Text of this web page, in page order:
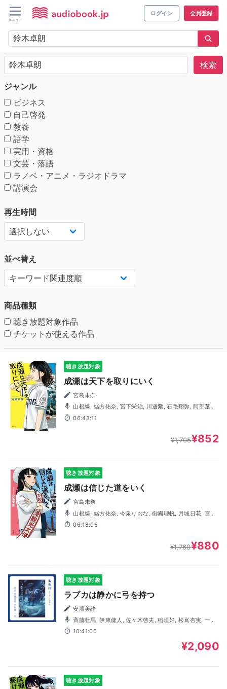
ログイン 会員登録
検索
ジャンル
ビジネス
自己啓発
教養
語学
実用・資格
文芸・落語
ラノベ・アニメ・ラジオドラマ
講演会
再生時間
並べ替え
商品種類
聴き放題対象作品
チケットが使える作品
聴き放題対象
成瀬は天下を取りにいく
宮島未奈
子, 岩崎了, 内田修一, 鈴木卓朗, 鳴瀬まみ, 御園理帆, 宮園拓
夢 06:43:11
¥1,705¥852
聴き放題対象
成瀬は信じた道をいく
宮島未奈
拓夢, 鈴木卓朗, 阿部菜摘子, 岩崎了, 内田修一, 鳴瀬まみ, 礒
嵜孝太, 石橋遊, 小林直人, 田中亜矢子
06:18:06
¥1,760¥880
聴き放題対象
ラブカは静かに弓を持つ
安壇美緒
千洋, 木暮晃石, 三波春香, 鈴木卓朗
10:41:06
¥2,090
聴き放題対象